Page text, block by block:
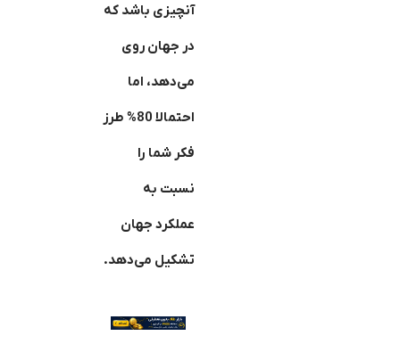
آنچیزی باشد که
در جهان روی
می‌دهد، اما
احتمالا 80% طرز
فکر شما را
نسبت به
عملکرد جهان
تشکیل می‌دهد.